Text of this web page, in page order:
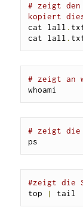
# zeigt
kopiert
cat lall.
cat lall.
# zeigt an
whoami
# zeigt die
ps
#zeigt die
top
| tail